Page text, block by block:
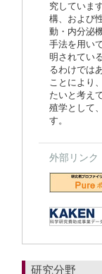
究していま
構、および
動・内分泌
手法を用い
明されてい
るわけでは
ことにより
たいと考え
殖学として
す。
外部リンク
研究分野